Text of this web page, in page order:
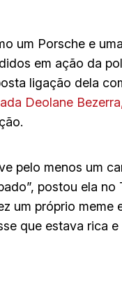
um Porsche e
em ação da
ligação dela
Deolane
pelo menos um
postou ela no
um próprio meme
que estava rica e